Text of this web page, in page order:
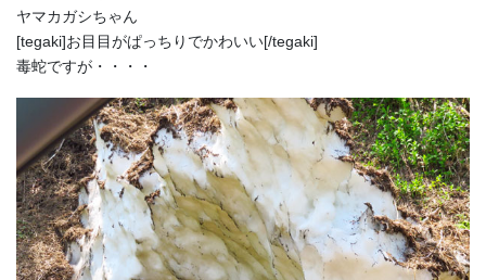
ヤマカガシちゃん
[tegaki]お目目がぱっちりでかわいい[/tegaki]
毒蛇ですが・・・・